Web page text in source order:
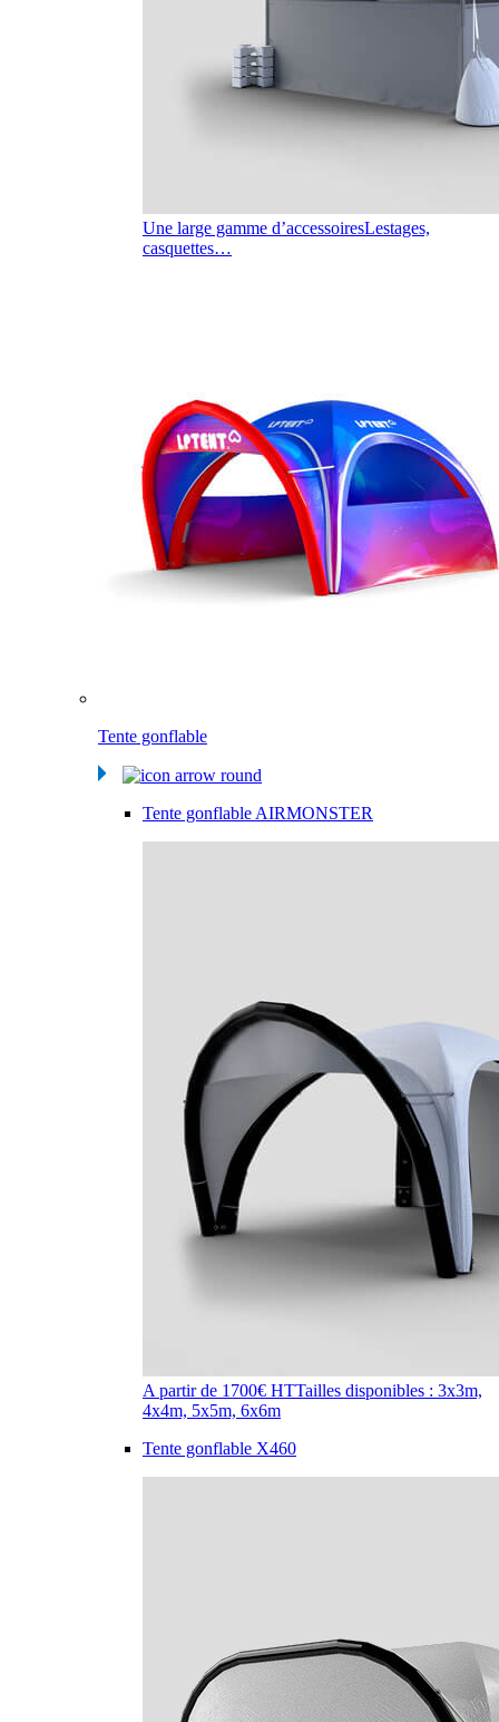
Une large gamme d’accessoiresLestages,
casquettes…
Tente gonflable
Tente gonflable AIRMONSTER
A partir de 1700€ HTTailles disponibles : 3x3m,
4x4m, 5x5m, 6x6m
Tente gonflable X460